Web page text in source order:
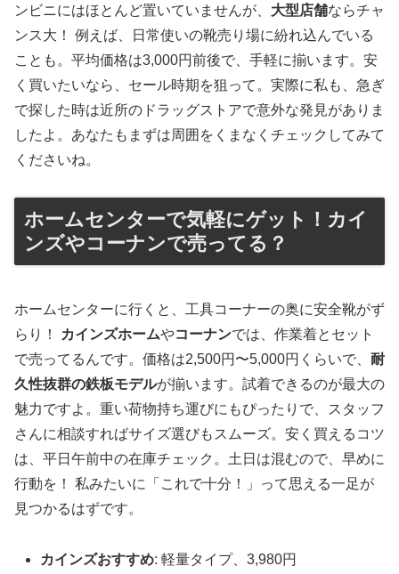
ンビニにはほとんど置いていませんが、 大型店舗ならチャ
ンス大！ 例えば、日常使いの靴売り場に紛れ込んでいる
ことも。平均価格は3,000円前後で、手軽に揃います。安
く買いたいなら、セール時期を狙って。実際に私も、急ぎ
で探した時は近所のドラッグストアで意外な発見がありま
したよ。あなたもまずは周囲をくまなくチェックしてみて
くださいね。
ホームセンターで気軽にゲット！カイ
ンズやコーナンで売ってる？
ホームセンターに行くと、工具コーナーの奥に安全靴がず
らり！
カインズホームやコーナンでは、作業着とセット
で売ってるんです。価格は2,500円〜5,000円くらいで、 耐
久性抜群の鉄板モデルが揃います。試着できるのが最大の
魅力ですよ。重い荷物持ち運びにもぴったりで、スタッフ
さんに相談すればサイズ選びもスムーズ。安く買えるコツ
は、平日午前中の在庫チェック。土日は混むので、早めに
行動を！ 私みたいに「これで十分！」って思える一足が
見つかるはずです。
カインズおすすめ: 軽量タイプ、3,980円